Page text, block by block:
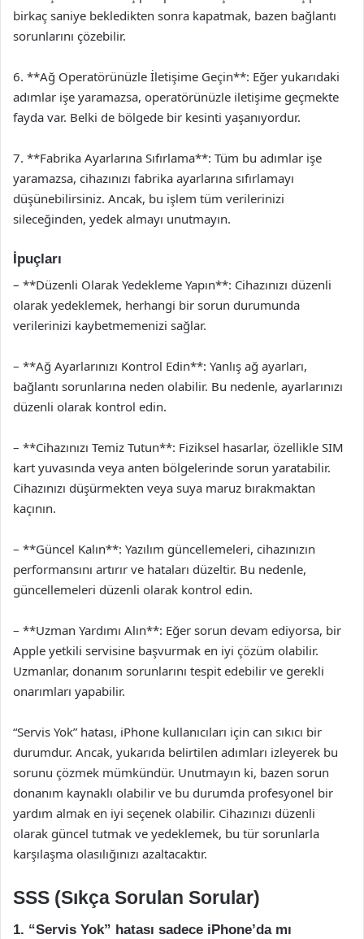
birkaç saniye bekledikten sonra kapatmak, bazen bağlantı
sorunlarını çözebilir.
6. **Ağ Operatörünüzle İletişime Geçin**: Eğer yukarıdaki
adımlar işe yaramazsa, operatörünüzle iletişime geçmekte
fayda var. Belki de bölgede bir kesinti yaşanıyordur.
7. **Fabrika Ayarlarına Sıfırlama**: Tüm bu adımlar işe
yaramazsa, cihazınızı fabrika ayarlarına sıfırlamayı
düşünebilirsiniz. Ancak, bu işlem tüm verilerinizi
sileceğinden, yedek almayı unutmayın.
İpuçları
– **Düzenli Olarak Yedekleme Yapın**: Cihazınızı düzenli
olarak yedeklemek, herhangi bir sorun durumunda
verilerinizi kaybetmemenizi sağlar.
– **Ağ Ayarlarınızı Kontrol Edin**: Yanlış ağ ayarları,
bağlantı sorunlarına neden olabilir. Bu nedenle, ayarlarınızı
düzenli olarak kontrol edin.
– **Cihazınızı Temiz Tutun**: Fiziksel hasarlar, özellikle SIM
kart yuvasında veya anten bölgelerinde sorun yaratabilir.
Cihazınızı düşürmekten veya suya maruz bırakmaktan
kaçının.
– **Güncel Kalın**: Yazılım güncellemeleri, cihazınızın
performansını artırır ve hataları düzeltir. Bu nedenle,
güncellemeleri düzenli olarak kontrol edin.
– **Uzman Yardımı Alın**: Eğer sorun devam ediyorsa, bir
Apple yetkili servisine başvurmak en iyi çözüm olabilir.
Uzmanlar, donanım sorunlarını tespit edebilir ve gerekli
onarımları yapabilir.
“Servis Yok” hatası, iPhone kullanıcıları için can sıkıcı bir
durumdur. Ancak, yukarıda belirtilen adımları izleyerek bu
sorunu çözmek mümkündür. Unutmayın ki, bazen sorun
donanım kaynaklı olabilir ve bu durumda profesyonel bir
yardım almak en iyi seçenek olabilir. Cihazınızı düzenli
olarak güncel tutmak ve yedeklemek, bu tür sorunlarla
karşılaşma olasılığınızı azaltacaktır.
SSS (Sıkça Sorulan Sorular)
1. “Servis Yok” hatası sadece iPhone’da mı